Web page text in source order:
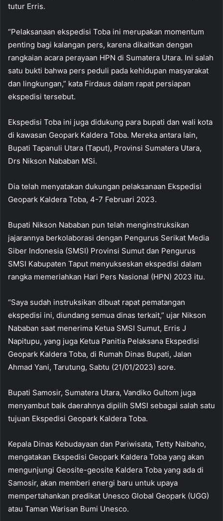
tutur Erris.
“Pelaksanaan ekspedisi Toba ini merupakan momentum
penting bagi kalangan pers, karena dikaitkan dengan
rangkaian acara perayaan HPN di Sumatera Utara. Ini salah
satu bukti bahwa pers peduli pada kehidupan masyarakat
dan lingkungan,” kata Firdaus dalam rapat persiapan
ekspedisi tersebut.
Ekspedisi Toba ini juga didukung para bupati dan wali kota
di kawasan Geopark Kaldera Toba. Mereka antara lain,
Bupati Tapanuli Utara (Taput), Provinsi Sumatera Utara,
Drs Nikson Nababan MSi.
Dia telah menyatakan dukungan pelaksanaan Ekspedisi
Geopark Kaldera Toba, 4-7 Februari 2023.
Bupati Nikson Nababan pun telah menginstruksikan
jajarannya berkolaborasi dengan Pengurus Serikat Media
Siber Indonesia (SMSI) Provinsi Sumut dan Pengurus
SMSI Kabupaten Taput menyukseskan ekspedisi dalam
rangka memeriahkan Hari Pers Nasional (HPN) 2023 itu.
“Saya sudah instruksikan dibuat rapat pematangan
ekspedisi ini, diundang semua dinas terkait,” ujar Nikson
Nababan saat menerima Ketua SMSI Sumut, Erris J
Napitupu, yang juga Ketua Panitia Pelaksana Ekspedisi
Geopark Kaldera Toba, di Rumah Dinas Bupati, Jalan
Ahmad Yani, Tarutung, Sabtu (21/01/2023) sore.
Bupati Samosir, Sumatera Utara, Vandiko Gultom juga
menyambut baik daerahnya dipilih SMSI sebagai salah satu
tujuan Ekspedisi Geopark Kaldera Toba.
Kepala Dinas Kebudayaan dan Pariwisata, Tetty Naibaho,
mengatakan Ekspedisi Geopark Kaldera Toba yang akan
mengunjungi Geosite-geosite Kaldera Toba yang ada di
Samosir, akan memberi energi baru untuk upaya
mempertahankan predikat Unesco Global Geopark (UGG)
atau Taman Warisan Bumi Unesco.